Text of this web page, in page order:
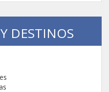
DESTINOS